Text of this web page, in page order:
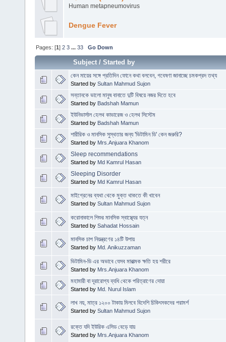
Human metapneumovirus
Dengue Fever
Pages: [1]2 3 ...33 Go Down
Subject/Started by
কেন মায়ের সঙ্গে প্রতিদিন ফোনে কথা বলবেন, গবেষণা জানাচ্ছে চমকপ্রদ তথ্য
Started by Sultan Mahmud Sujon
সন্তানকে ভালো মানুষ বানাতে দুটি বিষয়ে নজর দিতে হবে
Started by Badshah Mamun
ইউনিভার্সাল হেলথ কাভারেজ ও হেলথ সিস্টেম
Started by Badshah Mamun
শারীরিক ও মানসিক সুস্থতার জন্য 'ভিটামিন ডি' কেন জরুরি?
Started by Mrs.Anjuara Khanom
Sleep recommendations
Started by Md Kamrul Hasan
Sleeping Disorder
Started by Md Kamrul Hasan
মাইগ্রেনের ব্যথা থেকে মুক্ত থাকতে কী খাবেন
Started by Sultan Mahmud Sujon
করোনাকালে শিশুর মানসিক স্বাস্থ্যের যত্ন
Started by Sahadat Hossain
মানসিক চাপ নিয়ন্ত্রণের ১৪টি উপায়
Started by Md. Anikuzzaman
ভিটামিন-ডি এর অভাবে যেসব মারাত্মক ক্ষতি হয় শরীরে
Started by Mrs.Anjuara Khanom
মহামারী বা দূরারোগ্য ব্যধি থেকে পরিত্রাণের দোয়া
Started by Md. Nurul Islam
লাখ নয়, মাত্র ১২০০ টাকায় মিলবে বিদেশি চিকিৎসকদের পরামর্শ
Started by Sultan Mahmud Sujon
রক্তে যদি ইউরিক এসিড বেড়ে যায়
Started by Mrs.Anjuara Khanom